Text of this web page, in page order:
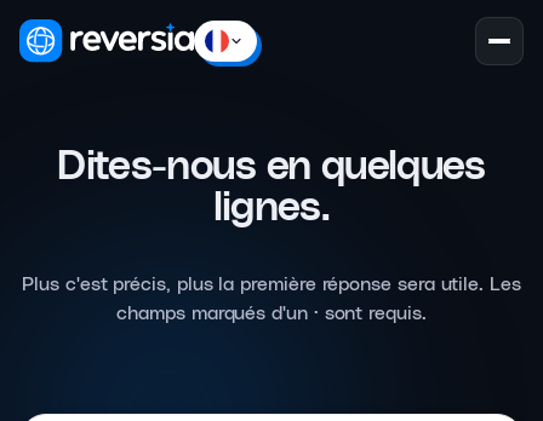
Dites-nous en quelques
lignes.
Plus c'est précis, plus la première réponse sera utile. Les
champs marqués d'un · sont requis.